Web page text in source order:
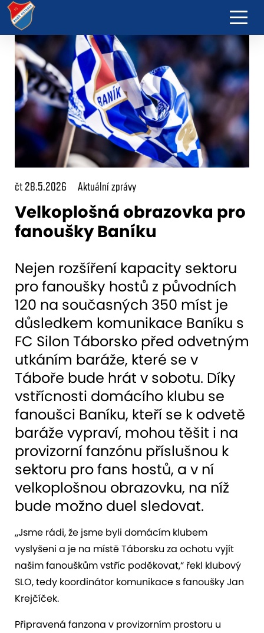
čt 28.5.2026 Aktuální zprávy
Velkoplošná obrazovka pro
fanoušky Baníku
Nejen rozšíření kapacity sektoru
pro fanoušky hostů z původních
120 na současných 350 míst je
důsledkem komunikace Baníku s
FC Silon Táborsko před odvetným
utkáním baráže, které se v
Táboře bude hrát v sobotu. Díky
vstřícnosti domácího klubu se
fanoušci Baníku, kteří se k odvetě
baráže vypraví, mohou těšit i na
provizorní fanzónu příslušnou k
sektoru pro fans hostů, a v ní
velkoplošnou obrazovku, na níž
bude možno duel sledovat.
„Jsme rádi, že jsme byli domácím klubem
vyslyšeni a je na místě Táborsku za ochotu vyjít
našim fanouškům vstříc poděkovat,“ řekl klubový
SLO, tedy koordinátor komunikace s fanoušky Jan
Krejčíček.
Připravená fanzona v provizorním prostoru u